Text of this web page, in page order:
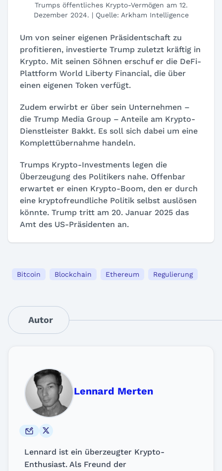
Trumps öffentliches Krypto-Vermögen am 12.
Dezember 2024. | Quelle: Arkham Intelligence
Um von seiner eigenen Präsidentschaft zu
profitieren, investierte Trump zuletzt kräftig in
Krypto. Mit seinen Söhnen erschuf er die DeFi-
Plattform World Liberty Financial, die über
einen eigenen Token verfügt.
Zudem erwirbt er über sein Unternehmen –
die Trump Media Group – Anteile am Krypto-
Dienstleister Bakkt. Es soll sich dabei um eine
Komplettübernahme handeln.
Trumps Krypto-Investments legen die
Überzeugung des Politikers nahe. Offenbar
erwartet er einen Krypto-Boom, den er durch
eine kryptofreundliche Politik selbst auslösen
könnte. Trump tritt am 20. Januar 2025 das
Amt des US-Präsidenten an.
Bitcoin Blockchain Ethereum Regulierung
Autor
Lennard Merten
Lennard ist ein überzeugter Krypto-
Enthusiast. Als Freund der